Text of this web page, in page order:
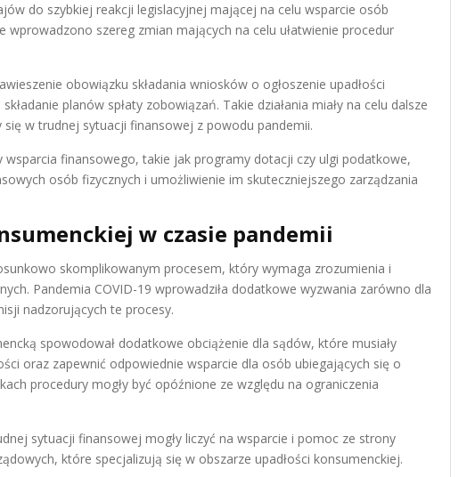
do szybkiej reakcji legislacyjnej mającej na celu wsparcie osób
wprowadzono szereg zmian mających na celu ułatwienie procedur
obowiązku składania wniosków o ogłoszenie upadłości
planów spłaty zobowiązań. Takie działania miały na celu dalsze
w trudnej sytuacji finansowej z powodu pandemii.
finansowego, takie jak programy dotacji czy ulgi podatkowe,
osób fizycznych i umożliwienie im skuteczniejszego zarządzania
w czasie pandemii
skomplikowanym procesem, który wymaga zrozumienia i
Pandemia COVID-19 wprowadziła dodatkowe wyzwania zarówno dla
nadzorujących te procesy.
spowodował dodatkowe obciążenie dla sądów, które musiały
oraz zapewnić odpowiednie wsparcie dla osób ubiegających się o
procedury mogły być opóźnione ze względu na ograniczenia
sytuacji finansowej mogły liczyć na wsparcie i pomoc ze strony
które specjalizują się w obszarze upadłości konsumenckiej.